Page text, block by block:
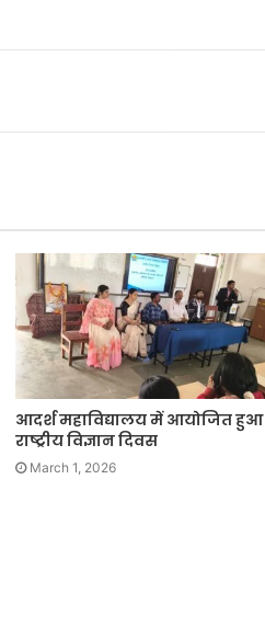
आदर्श महाविद्यालय में आयोजित हुआ
राष्ट्रीय विज्ञान दिवस
March 1, 2026